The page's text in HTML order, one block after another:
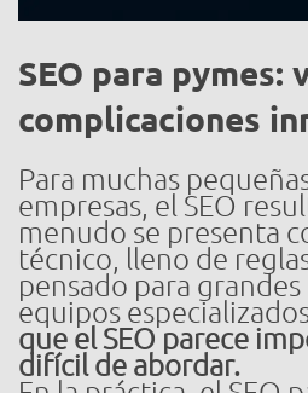
SEO para pymes:
complicaciones
Para muchas
empresas, el SEO
menudo se presenta
técnico, lleno de
pensado para
equipos
que el SEO parece
difícil de abordar.